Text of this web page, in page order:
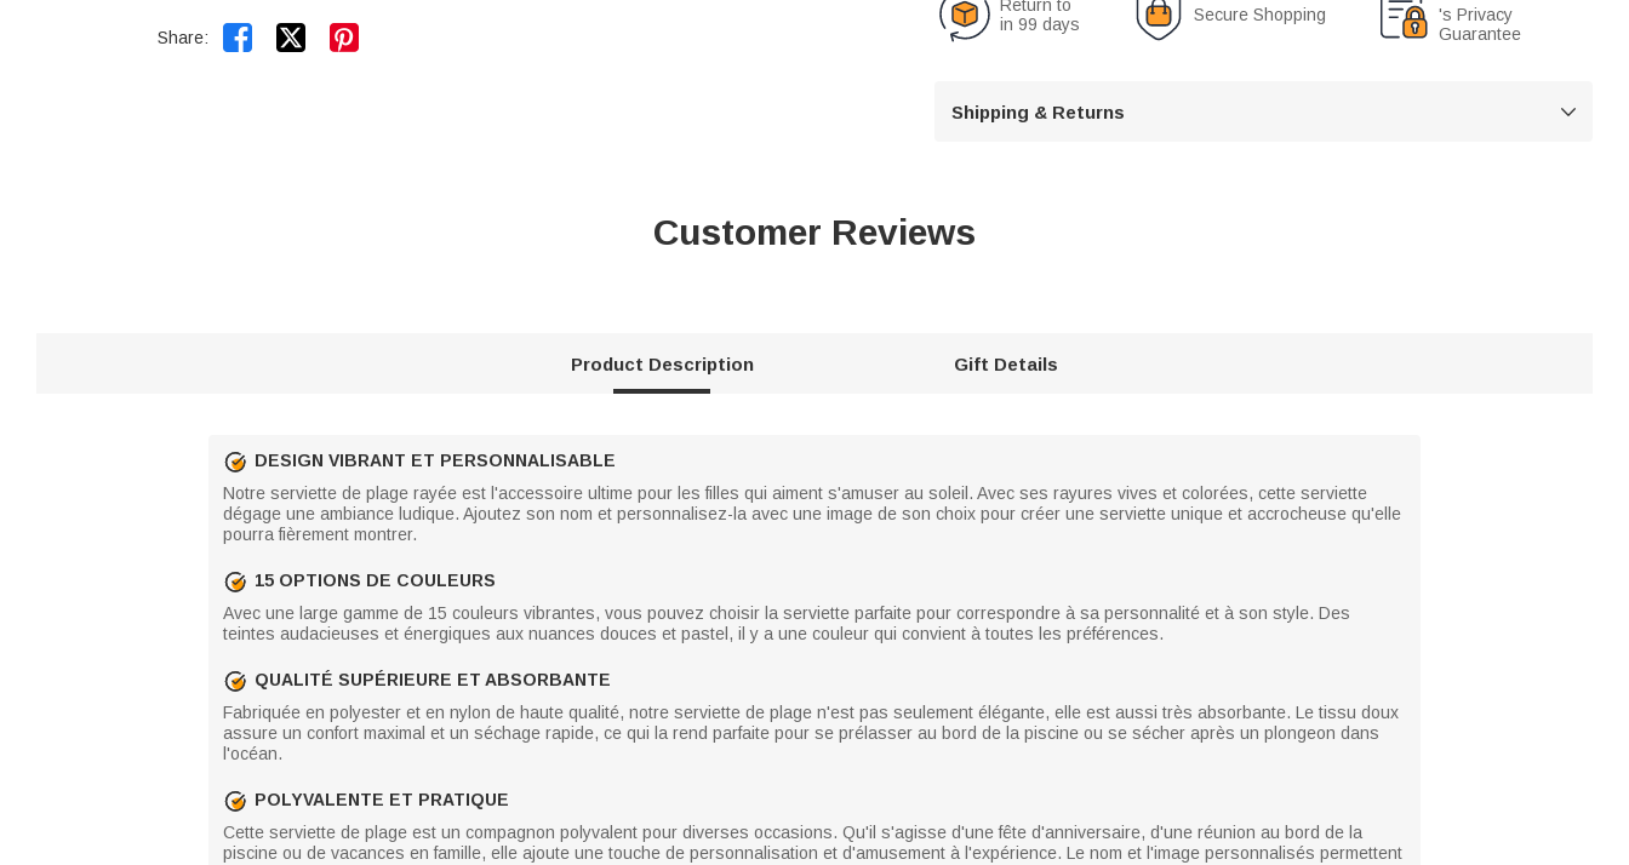
Share:  
Return to
in 99 days
Secure Shopping
's Privacy
Guarantee
Shipping & Returns 
Customer Reviews
Product Description Gift Details
DESIGN VIBRANT ET PERSONNALISABLE
Notre serviette de plage rayée est l'accessoire ultime pour les filles qui aiment s'amuser au soleil. Avec ses rayures vives et colorées, cette serviette
dégage une ambiance ludique. Ajoutez son nom et personnalisez-la avec une image de son choix pour créer une serviette unique et accrocheuse qu'elle
pourra fièrement montrer.
15 OPTIONS DE COULEURS
Avec une large gamme de 15 couleurs vibrantes, vous pouvez choisir la serviette parfaite pour correspondre à sa personnalité et à son style. Des
teintes audacieuses et énergiques aux nuances douces et pastel, il y a une couleur qui convient à toutes les préférences.
QUALITÉ SUPÉRIEURE ET ABSORBANTE
Fabriquée en polyester et en nylon de haute qualité, notre serviette de plage n'est pas seulement élégante, elle est aussi très absorbante. Le tissu doux
assure un confort maximal et un séchage rapide, ce qui la rend parfaite pour se prélasser au bord de la piscine ou se sécher après un plongeon dans
l'océan.
POLYVALENTE ET PRATIQUE
Cette serviette de plage est un compagnon polyvalent pour diverses occasions. Qu'il s'agisse d'une fête d'anniversaire, d'une réunion au bord de la
piscine ou de vacances en famille, elle ajoute une touche de personnalisation et d'amusement à l'expérience. Le nom et l'image personnalisés permettent